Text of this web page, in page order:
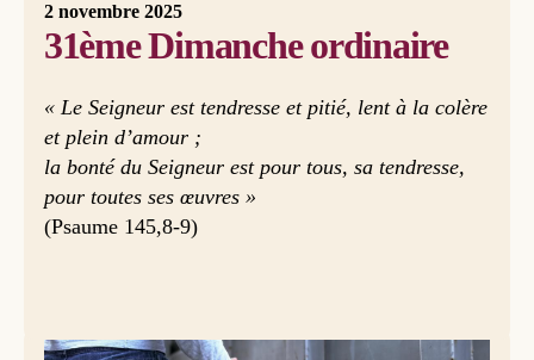
2 novembre 2025
31ème Dimanche ordinaire
« Le Seigneur est tendresse et pitié, lent à la colère
et plein d’amour ;
la bonté du Seigneur est pour tous, sa tendresse,
pour toutes ses œuvres »
(Psaume 145,8-9)